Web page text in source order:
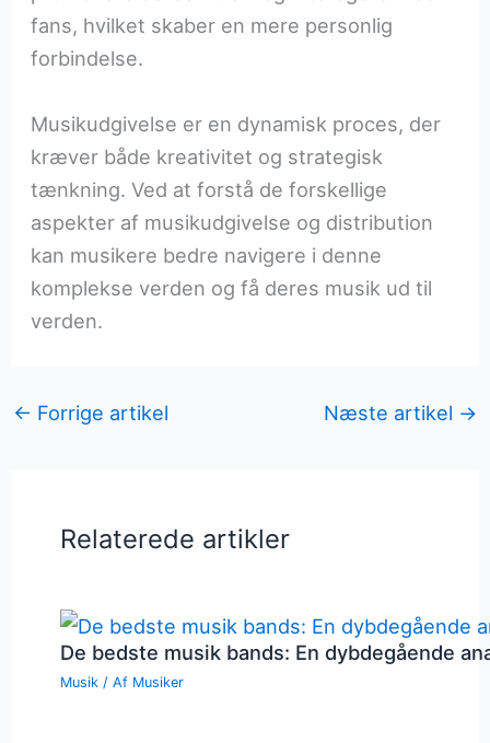
fans, hvilket skaber en mere personlig
forbindelse.
Musikudgivelse er en dynamisk proces, der
kræver både kreativitet og strategisk
tænkning. Ved at forstå de forskellige
aspekter af musikudgivelse og distribution
kan musikere bedre navigere i denne
komplekse verden og få deres musik ud til
verden.
← Forrige artikel Næste artikel →
Relaterede artikler
De bedste musik bands: En dybdegående
Musik / Af Musiker